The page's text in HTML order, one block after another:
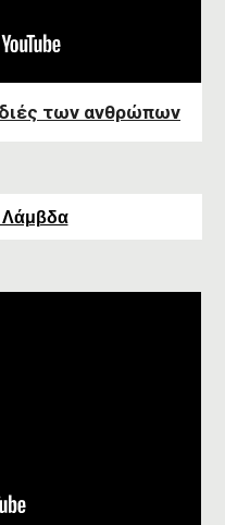
των ανθρώπων
Λάμβδα